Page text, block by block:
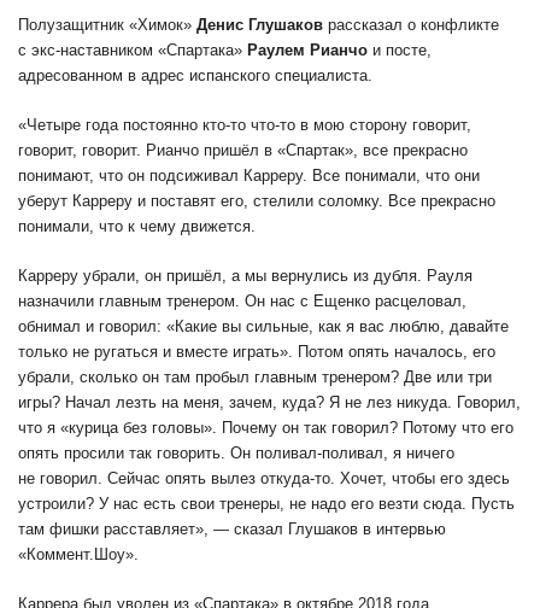
Полузащитник «Химок» Денис Глушаков рассказал о конфликте
с экс-наставником «Спартака» Раулем Рианчо и посте,
адресованном в адрес испанского специалиста.
«Четыре года постоянно кто-то что-то в мою сторону говорит,
говорит, говорит. Рианчо пришёл в «Спартак», все прекрасно
понимают, что он подсиживал Карреру. Все понимали, что они
уберут Карреру и поставят его, стелили соломку. Все прекрасно
понимали, что к чему движется.
Карреру убрали, он пришёл, а мы вернулись из дубля. Рауля
назначили главным тренером. Он нас с Ещенко расцеловал,
обнимал и говорил: «Какие вы сильные, как я вас люблю, давайте
только не ругаться и вместе играть». Потом опять началось, его
убрали, сколько он там пробыл главным тренером? Две или три
игры? Начал лезть на меня, зачем, куда? Я не лез никуда. Говорил,
что я «курица без головы». Почему он так говорил? Потому что его
опять просили так говорить. Он поливал-поливал, я ничего
не говорил. Сейчас опять вылез откуда-то. Хочет, чтобы его здесь
устроили? У нас есть свои тренеры, не надо его везти сюда. Пусть
там фишки расставляет», — сказал Глушаков в интервью
«Коммент.Шоу».
Каррера был уволен из «Спартака» в октябре 2018 года.